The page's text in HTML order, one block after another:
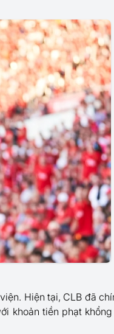
Hiện tại, CLB đã
khoản tiền phạt